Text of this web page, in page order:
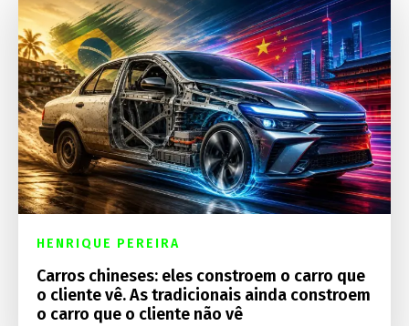
HENRIQUE PEREIRA
Carros chineses: eles constroem o carro que
o cliente vê. As tradicionais ainda constroem
o carro que o cliente não vê